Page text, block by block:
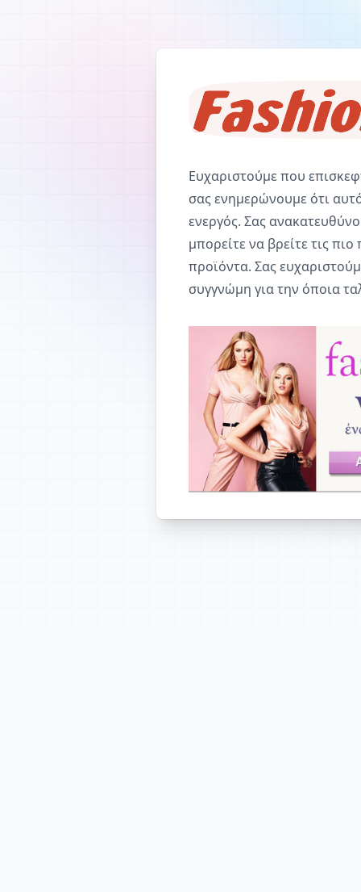
Ευχαριστούμε που
σας ενημερώνουμε ότι
ενεργός. Σας
μπορείτε να βρείτε τις
προϊόντα. Σας
συγγνώμη για την όποια